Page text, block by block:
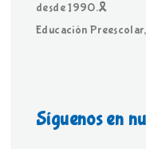
desde 1990.🎗
Educación
Síguenos en